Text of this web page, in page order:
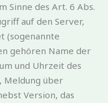
Sinne des Art. 6 Abs.
auf den Server,
(sogenannte
gehören Name der
und Uhrzeit des
Meldung über
Version, das